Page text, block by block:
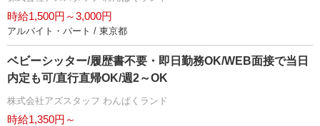
時給1,500円～3,000円
アルバイト・パート / 東京都
ベビーシッター/履歴書不要・即日勤務OK/WEB面接で当日
内定も可/直行直帰OK/週2～OK
株式会社アズスタッフ わんぱくランド
時給1,350円～